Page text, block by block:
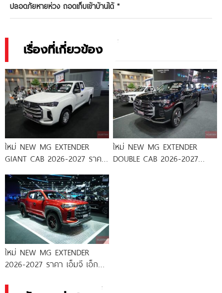
ปลอดภัยหายห่วง ถอดเก็บเข้าบ้านได้"
เรื่องที่เกี่ยวข้อง
ใหม่ NEW MG EXTENDER
GIANT CAB 2026-2027 ราคา
ใหม่ NEW MG EXTENDER
DOUBLE CAB 2026-2027
ใหม่ NEW MG EXTENDER
2026-2027 ราคา เอ็มจี เอ็กซ์